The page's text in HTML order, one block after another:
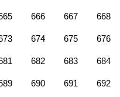
666 667 668
674 675 676
682 683 684
690 691 692